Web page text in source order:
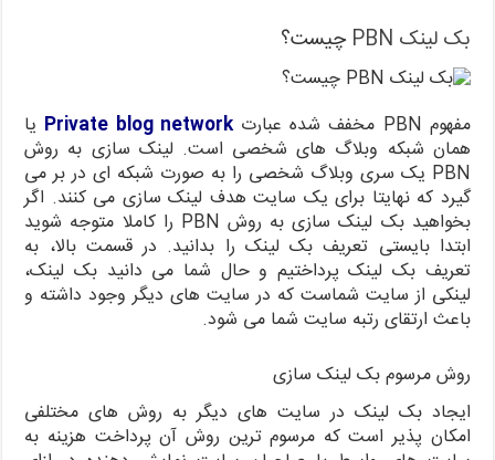
بک لینک PBN چیست؟
مفهوم PBN مخفف شده عبارت Private blog network یا
همان شبکه وبلاگ های شخصی است. لینک سازی به روش
PBN یک سری وبلاگ شخصی را به صورت شبکه ای در بر می
گیرد که نهایتا برای یک سایت هدف لینک سازی می کنند. اگر
بخواهید بک لینک سازی به روش PBN را کاملا متوجه شوید
ابتدا بایستی تعریف بک لینک را بدانید. در قسمت بالا، به
تعریف بک لینک پرداختیم و حال شما می دانید بک لینک،
لینکی از سایت شماست که در سایت های دیگر وجود داشته و
باعث ارتقای رتبه سایت شما می شود.
روش مرسوم بک لینک سازی
ایجاد بک لینک در سایت های دیگر به روش های مختلفی
امکان پذیر است که مرسوم ترین روش آن پرداخت هزینه به